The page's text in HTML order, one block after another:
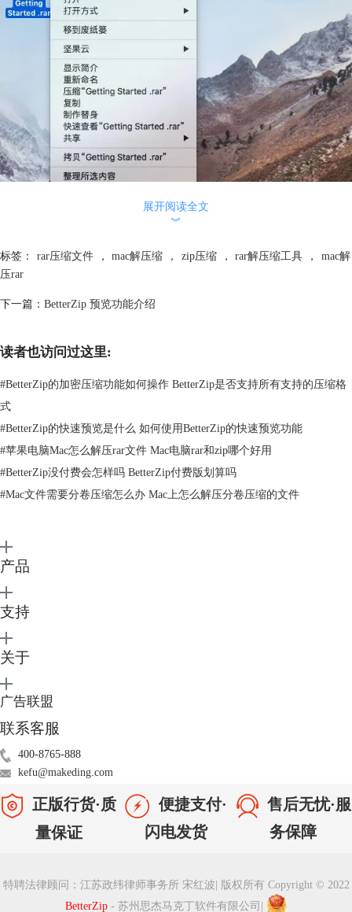
图2：使用BetterZip解压
框内，选择【解压】即可。
只需要安装好BetterZip之后，我们就可以在Mac上打开.rar格式文件了。
本文为原创，转载请标明原址：
rar.html
展开阅读全文
︾
标签： rar压缩文件 ， mac解压缩 ， zip压缩 ， rar解压缩工具 ，
mac解
压rar
下一篇： BetterZip 预览功能介绍
读者也访问过这里:
#BetterZip的加密压缩功能如何操作 BetterZip是否支持所有支持的压缩格
式
#BetterZip的快速预览是什么 如何使用BetterZip的快速预览功能
#苹果电脑Mac怎么解压rar文件 Mac电脑rar和zip哪个好用
#BetterZip没付费会怎样吗 BetterZip付费版划算吗
#Mac文件需要分卷压缩怎么办 Mac上怎么解压分卷压缩的文件
产品
支持
关于
广告联盟
联系客服
400-8765-888
kefu@makeding.com
正版行货·质
量保证
便捷支付·
闪电发货
售后无忧·服
务保障
特聘法律顾问：江苏政纬律师事务所 宋红波
版权所有 Copyright © 2022
BetterZip - 苏州思杰马克丁软件有限公司